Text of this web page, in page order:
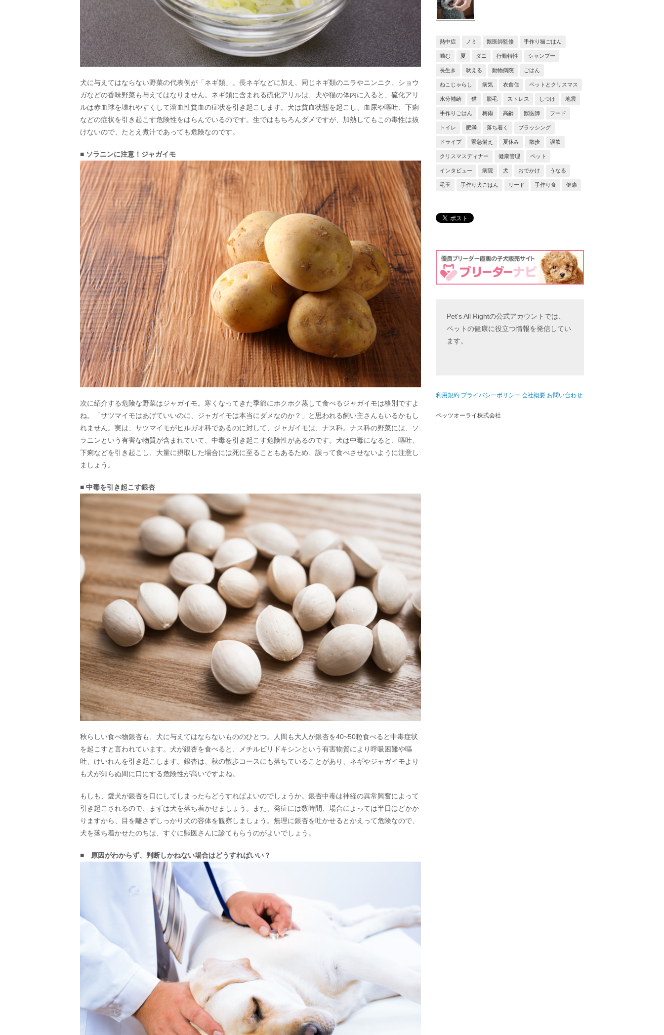
犬に与えてはならない野菜の代表例が「ネギ類」。長ネギなどに加え、同じネギ類のニラやニンニク、ショウ
ガなどの香味野菜も与えてはなりません。ネギ類に含まれる硫化アリルは、犬や猫の体内に入ると、硫化アリ
ルは赤血球を壊れやすくして溶血性貧血の症状を引き起こします。犬は貧血状態を起こし、血尿や嘔吐、下痢
などの症状を引き起こす危険性をはらんでいるのです。生ではもちろんダメですが、加熱してもこの毒性は抜
けないので、たとえ煮汁であっても危険なのです。
■ ソラニンに注意！ジャガイモ
次に紹介する危険な野菜はジャガイモ。寒くなってきた季節にホクホク蒸して食べるジャガイモは格別ですよ
ね。「サツマイモはあげていいのに、ジャガイモは本当にダメなのか？」と思われる飼い主さんもいるかもし
れません。実は、サツマイモがヒルガオ科であるのに対して、ジャガイモは、ナス科。ナス科の野菜には、ソ
ラニンという有害な物質が含まれていて、中毒を引き起こす危険性があるのです。犬は中毒になると、嘔吐、
下痢などを引き起こし、大量に摂取した場合には死に至ることもあるため、誤って食べさせないように注意し
ましょう。
■ 中毒を引き起こす銀杏
秋らしい食べ物銀杏も、犬に与えてはならないもののひとつ。人間も大人が銀杏を40~50粒食べると中毒症状
を起こすと言われています。犬が銀杏を食べると、メチルビリドキシンという有害物質により呼吸困難や嘔
吐、けいれんを引き起こします。銀杏は、秋の散歩コースにも落ちていることがあり、ネギやジャガイモより
も犬が知らぬ間に口にする危険性が高いですよね。
もしも、愛犬が銀杏を口にしてしまったらどうすればよいのでしょうか。銀杏中毒は神経の異常興奮によって
引き起こされるので、まずは犬を落ち着かせましょう。また、発症には数時間、場合によっては半日ほどかか
りますから、目を離さずしっかり犬の容体を観察しましょう。無理に銀杏を吐かせるとかえって危険なので、
犬を落ち着かせたのちは、すぐに獣医さんに診てもらうのがよいでしょう。
■ 原因がわからず、判断しかねない場合はどうすればいい？
熱中症 ノミ 獣医師監修 手作り猫ごはん
噛む 夏 ダニ 行動特性 シャンプー
長生き 吠える 動物病院 ごはん
ねこじゃらし 病気 衣食住 ペットとクリスマス
水分補給 猫 脱毛 ストレス しつけ 地震
手作りごはん 梅雨 高齢 獣医師 フード
トイレ 肥満 落ち着く ブラッシング
ドライブ 緊急備え 夏休み 散歩 誤飲
クリスマスディナー 健康管理 ペット
インタビュー 病院 犬 おでかけ うなる
毛玉 手作り犬ごはん リード 手作り食 健康
Pet's All Rightの公式アカウントでは、
ペットの健康に役立つ情報を発信してい
ます。
利用規約 プライバシーポリシー 会社概要 お問い合わせ
ペッツオーライ株式会社